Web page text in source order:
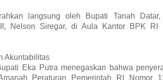
langsung oleh Bupati Tanah
Nelson Siregar, di Aula Kantor BPK RI
Akuntabilitas
Eka Putra menegaskan bahwa
Peraturan Pemerintah RI Nomor